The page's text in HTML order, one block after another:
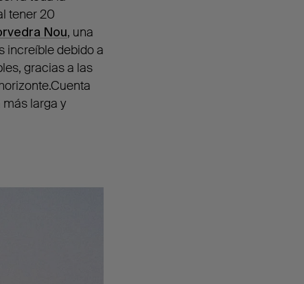
tener 20
Nou, una
increíble debido a
gracias a las
larga y